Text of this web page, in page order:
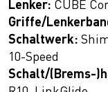
Lenker: CUBE
Griffe/
Schaltwerk:
10-Speed
Schalt/(Brems-